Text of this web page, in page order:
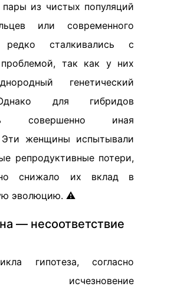
из чистых популяций
или современного
редко сталкивались с
так как у них
генетический
для гибридов
совершенно иная
Эти женщины испытывали
репродуктивные потери,
снижало их вклад в
эволюцию. ⚠️
— несоответствие
гипотеза, согласно
исчезновение